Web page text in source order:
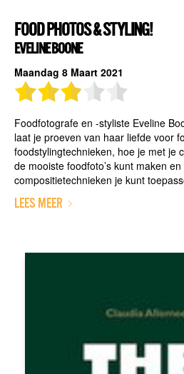
FOOD PHOTOS & STYLING!
EVELINE BOONE
Maandag 8 Maart 2021
Foodfotografe en -styliste Eveline
laat je proeven van haar liefde voor
foodstylingtechnieken, hoe je met je
de mooiste foodfoto’s kunt maken en
compositietechnieken je kunt
LEES MEER